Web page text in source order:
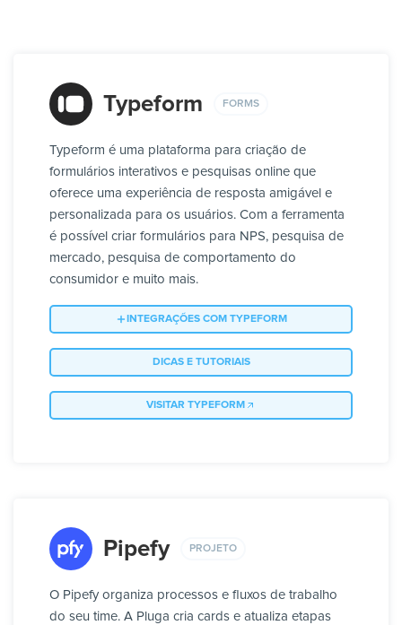
Typeform FORMS
Typeform é uma plataforma para criação de
formulários interativos e pesquisas online que
oferece uma experiência de resposta amigável e
personalizada para os usuários. Com a ferramenta
é possível criar formulários para NPS, pesquisa de
mercado, pesquisa de comportamento do
consumidor e muito mais.
INTEGRAÇÕES COM TYPEFORM
DICAS E TUTORIAIS
VISITAR TYPEFORM
Pipefy PROJETO
O Pipefy organiza processos e fluxos de trabalho
do seu time. A Pluga cria cards e atualiza etapas